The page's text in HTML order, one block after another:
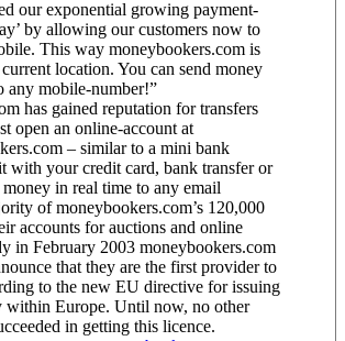
our exponential growing payment-
by allowing our customers now to
This way moneybookers.com is
location. You can send money
any mobile-number!”
has gained reputation for transfers
open an online-account at
– similar to a mini bank
with your credit card, bank transfer or
money in real time to any email
of moneybookers.com’s 120,000
accounts for auctions and online
in February 2003 moneybookers.com
that they are the first provider to
to the new EU directive for issuing
within Europe. Until now, no other
in getting this licence.